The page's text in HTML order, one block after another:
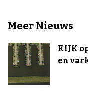
Meer Nieuws
KIJK
en